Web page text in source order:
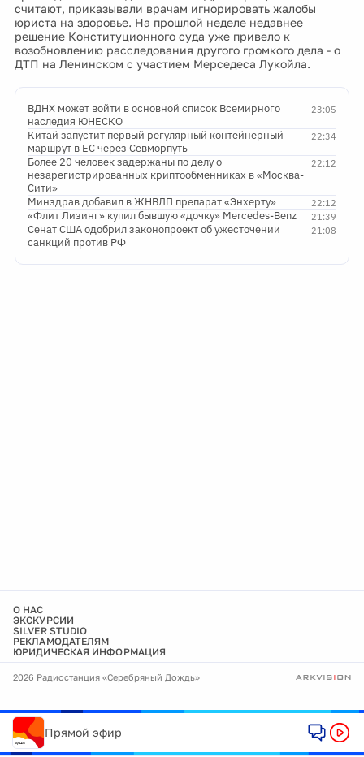
считают, приказывали врачам игнорировать жалобы
юриста на здоровье. На прошлой неделе недавнее
решение Конституционного суда уже привело к
возобновлению расследования другого громкого дела - о
ДТП на Ленинском с участием Мерседеса Лукойла.
23:05
ВДНХ может войти в основной список Всемирного
наследия ЮНЕСКО
22:34
Китай запустит первый регулярный контейнерный
маршрут в ЕС через Севморпуть
22:12
Более 20 человек задержаны по делу о
незарегистрированных криптообменниках в «Москва-
Сити»
22:12
Минздрав добавил в ЖНВЛП препарат «Энхерту»
21:39
«Флит Лизинг» купил бывшую «дочку» Mercedes-Benz
21:08
Сенат США одобрил законопроект об ужесточении
санкций против РФ
О НАС
ЭКСКУРСИИ
SILVER STUDIO
РЕКЛАМОДАТЕЛЯМ
ЮРИДИЧЕСКАЯ ИНФОРМАЦИЯ
2026 Радиостанция «Серебряный Дождь»
Прямой эфир